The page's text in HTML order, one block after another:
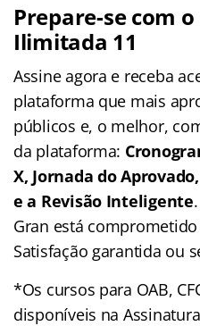
Prepare-se com
Ilimitada 11
Assine agora e receba
plataforma que mais
públicos e, o melhor,
da plataforma:
X, Jornada do
e a Revisão Inteligente
Gran está
Satisfação garantida ou
*Os cursos para OAB,
disponíveis na